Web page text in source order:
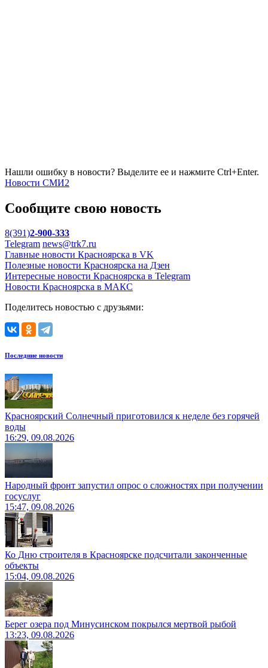
Нашли ошибку в новости? Выделите ее и нажмите Ctrl+Enter.
Новости СМИ2
Сообщите свою новость
8(391)2-900-333
Telegram news@trk7.ru
Главные новости Красноярска в VK
Полезные новости Красноярска на Дзен
Интересные новости Красноярска в Telegram
Новости Красноярска в МАКС
Поделитесь новостью с друзьями:
Последние новости
Красноярский Солнечный приготовился к неделе без горячей
воды
16:29, 09.08.2026
Народный фронт запустил опрос о сложностях при получении
госуслуг
15:47, 09.08.2026
Ко Дню строителя в Красноярске подсчитали законченные
объекты
15:04, 09.08.2026
Берег озера под Минусинском покрылся мертвой рыбой
13:23, 09.08.2026